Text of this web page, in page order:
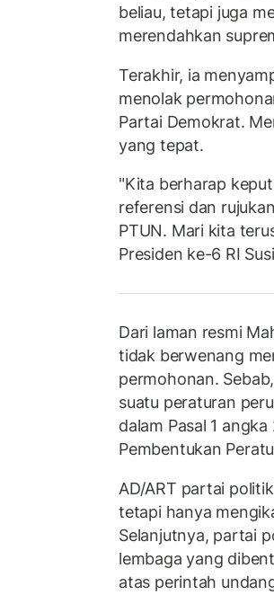
beliau, tetapi juga
merendahkan
Terakhir, ia
menolak
Partai Demokrat.
yang tepat.
"Kita berharap
referensi dan
PTUN. Mari kita
Presiden ke-6 RI
Dari laman resmi
tidak berwenang
permohonan.
suatu peraturan
dalam Pasal 1
Pembentukan
AD/ART partai
tetapi hanya
Selanjutnya, partai
lembaga yang
atas perintah